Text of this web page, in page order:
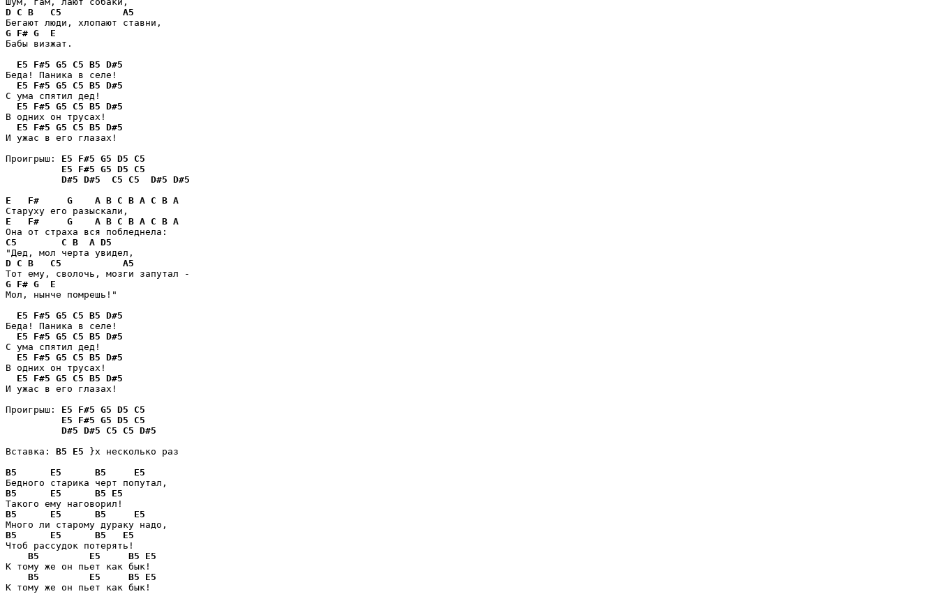
D C B C5
A5
G F# G
E
Бабы визжат.
E5
F#5 G5 C5 B5 D#5
Беда! Паника в селе!
E5
F#5 G5 C5 B5 D#5
С ума спятил дед!
E5
F#5 G5 C5 B5 D#5
В одних он трусах!
E5
F#5 G5 C5 B5 D#5
И ужас в его глазах!
Проигрыш: E5 F#5 G5 D5
C5
E5
F#5 G5 D5
C5
D#5 D#5 C5 C5 D#5 D#5
E
F# G A B C B A C B A
E
F# G A B C B A C B A
C5
C B A D5
D C B C5
A5
G F# G
E
Мол, нынче помрешь!"
E5
F#5 G5 C5 B5 D#5
Беда! Паника в селе!
E5
F#5 G5 C5 B5 D#5
С ума спятил дед!
E5
F#5 G5 C5 B5 D#5
В одних он трусах!
E5
F#5 G5 C5 B5 D#5
И ужас в его глазах!
Проигрыш: E5 F#5 G5 D5
C5
E5
F#5 G5 D5
C5
D#5 D#5 C5 C5 D#5
Вставка: B5 E5 }x несколько раз
B5
E5 B5
E5
B5
E5 B5
E5
B5
E5 B5
E5
B5
E5 B5
E5
Чтоб рассудок потерять!
B5
E5 B5
E5
К тому же он пьет как бык!
B5
E5 B5
E5
К тому же он пьет как бык!